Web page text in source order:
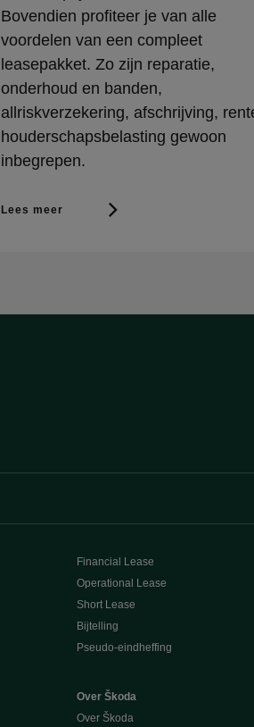
Bovendien profiteer je van alle
voordelen van een compleet
leasepakket. Zo zijn reparatie,
onderhoud en banden,
allriskverzekering, afschrijving,
houderschapsbelasting gewoon
inbegrepen.
Lees meer
Financial Lease
Operational Lease
Short Lease
Bijtelling
Pseudo-eindheffing
Over Škoda
Over Škoda